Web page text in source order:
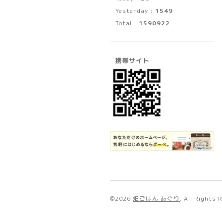
Yesterday : 1549
Total : 1590922
携帯サイト
©2026 畑ごはん あぐり . All Rights